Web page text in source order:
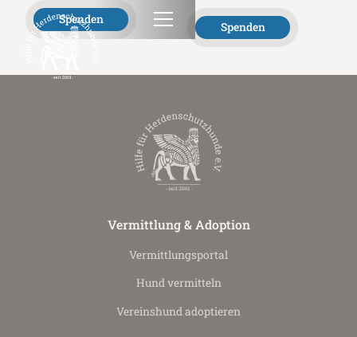
Spenden
Spenden
Vermittlung & Adoption
Vermittlungs­portal
Hund vermitteln
Vereinshund adoptieren